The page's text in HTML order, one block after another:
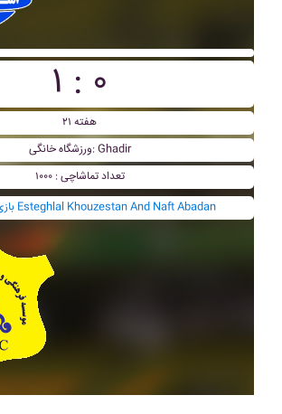
۱ : ۰
هفته ۲۱
ورزشگاه خانگی: Ghadir
تعداد تماشاچی : ۱۰۰۰
بازی های گذشته Esteghlal Khouzestan And Naft Abadan